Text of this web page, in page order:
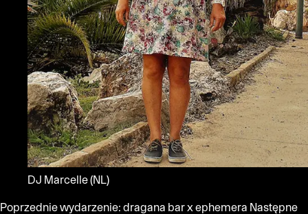
DJ Marcelle(NL)
Poprzednie wydarzenie: dragana bar x ephemera Następne